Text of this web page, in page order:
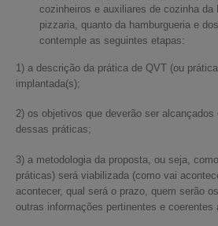
cozinheiros e auxiliares de cozinha da
pizzaria, quanto da hamburgueria e
contemple as seguintes etapas:
1) a descrição da prática de QVT (ou
implantada(s);
2) os objetivos que deverão ser
dessas práticas;
3) a metodologia da proposta, ou seja,
práticas) será viabilizada (como vai
acontecer, qual será o prazo, quem serão
outras informações pertinentes e coerentes